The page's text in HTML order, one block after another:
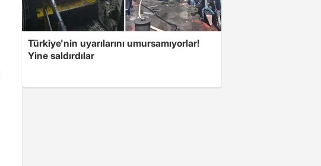
Türkiye'nin uyarılarını umursamıyorlar!
Yine saldırdılar